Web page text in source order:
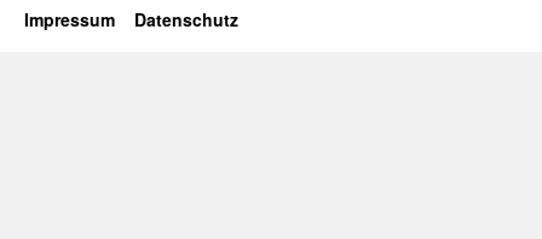
Impressum Datenschutz